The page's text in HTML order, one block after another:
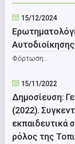
15/12/2024
Αυτοδιοίκησης
Φόρτωση…
15/11/2022
Δημοσίευση:
(2022).
εκπαιδευτικά
ρόλος της